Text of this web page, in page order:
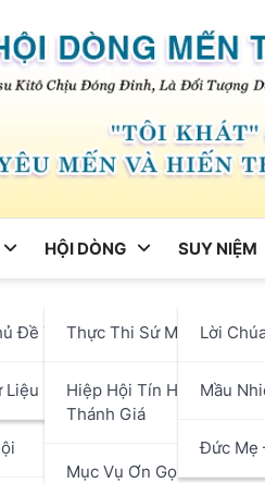
Đề Tháng
Liệu
HỘI DÒNG
Thực Thi Sứ Mạng
Hiệp Hội Tín Hữu Mến
Thánh Giá
Mục Vụ Ơn Gọi
SUY NIỆM
Lời
Mầu
Đức Mẹ
hoảng cần